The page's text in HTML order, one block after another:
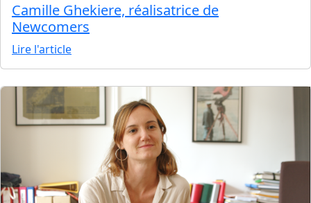
Camille Ghekiere, réalisatrice de
Newcomers
Lire l'article